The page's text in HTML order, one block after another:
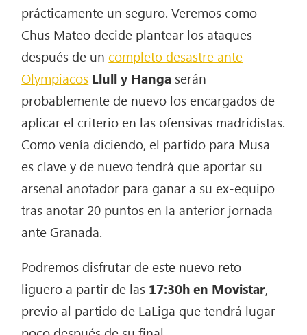
prácticamente un seguro. Veremos como
Chus Mateo decide plantear los ataques
después de un completo desastre ante
Olympiacos Llull y Hanga serán
probablemente de nuevo los encargados de
aplicar el criterio en las ofensivas madridistas.
Como venía diciendo, el partido para Musa
es clave y de nuevo tendrá que aportar su
arsenal anotador para ganar a su ex-equipo
tras anotar 20 puntos en la anterior jornada
ante Granada.
Podremos disfrutar de este nuevo reto
liguero a partir de las 17:30h en Movistar,
previo al partido de LaLiga que tendrá lugar